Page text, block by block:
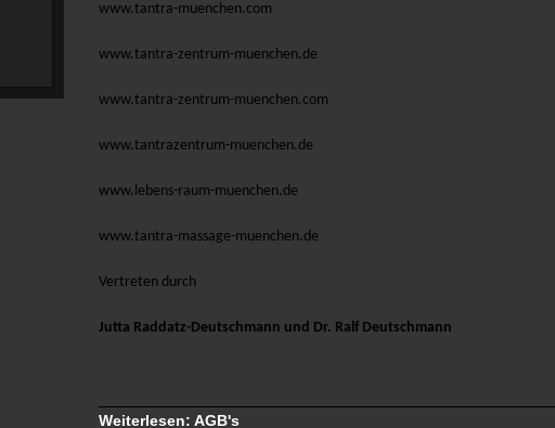
www.tantra-muenchen.com
www.tantra-zentrum-muenchen.de
www.tantra-zentrum-muenchen.com
www.tantrazentrum-muenchen.de
www.lebens-raum-muenchen.de
www.tantra-massage-muenchen.de
Vertreten durch
Jutta Raddatz-Deutschmann und Dr. Ralf Deutschmann
Weiterlesen: AGB's